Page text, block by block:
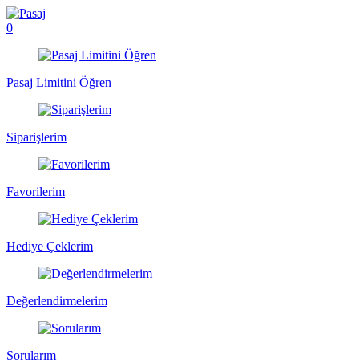
0
Pasaj Limitini Öğren
Siparişlerim
Favorilerim
Hediye Çeklerim
Değerlendirmelerim
Sorularım